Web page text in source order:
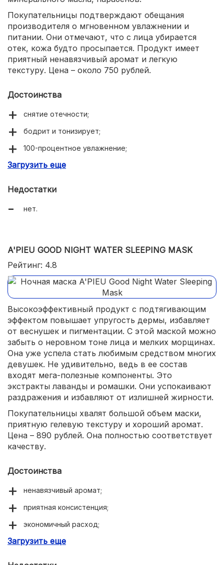
Покупательницы подтверждают обещания
производителя о мгновенном увлажнении и
питании. Они отмечают, что с лица убирается
отек, кожа будто просыпается. Продукт имеет
приятный ненавязчивый аромат и легкую
текстуру. Цена – около 750 рублей.
Достоинства
снятие отечности;
бодрит и тонизирует;
100-процентное увлажнение;
приятный аромат.
Загрузить еще
Недостатки
нет.
A'PIEU GOOD NIGHT WATER SLEEPING MASK
Рейтинг: 4.8
Высокоэффективный продукт с подтягивающим
эффектом повышает упругость дермы, избавляет
от веснушек и пигментации. С этой маской можно
забыть о неровном тоне лица и мелких морщинах.
Она уже успела стать любимым средством многих
девушек. Не удивительно, ведь в ее состав
входят мега-полезные компоненты. Это
экстракты лаванды и ромашки. Они успокаивают
раздражения и избавляют от излишней жирности.
Покупательницы хвалят большой объем маски,
приятную гелевую текстуру и хороший аромат.
Цена – 890 рублей. Она полностью соответствует
качеству.
Достоинства
ненавязчивый аромат;
приятная консистенция;
экономичный расход;
выравнивание тона лица;
Загрузить еще